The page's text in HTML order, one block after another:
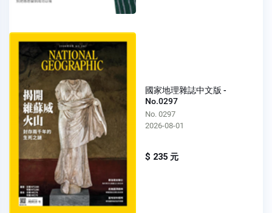
國家地理雜誌中文版 -
No.0297
No. 0297
2026-08-01
$ 235 元